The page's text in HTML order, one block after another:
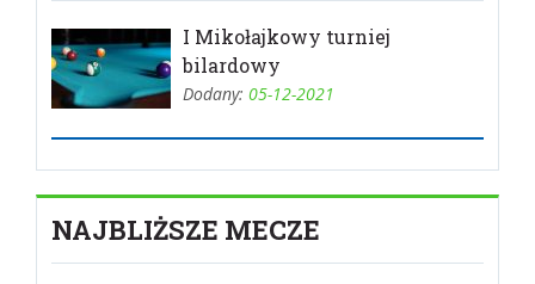
I Mikołajkowy turniej
bilardowy
Dodany: 05-12-2021
NAJBLIŻSZE MECZE